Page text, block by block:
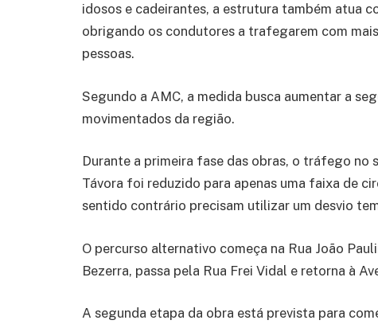
idosos e cadeirantes, a estrutura também atua
obrigando os condutores a trafegarem com
pessoas.
Segundo a AMC, a medida busca aumentar a
movimentados da região.
Durante a primeira fase das obras, o tráfego no
Távora foi reduzido para apenas uma faixa de
sentido contrário precisam utilizar um desvio
O percurso alternativo começa na Rua João
Bezerra, passa pela Rua Frei Vidal e retorna à
A segunda etapa da obra está prevista para